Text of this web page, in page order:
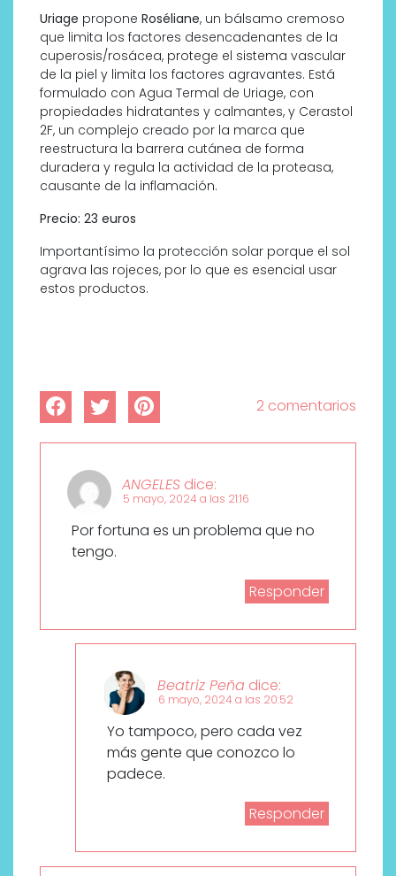
Uriage propone Roséliane, un bálsamo cremoso
que limita los factores desencadenantes de la
cuperosis/rosácea, protege el sistema vascular
de la piel y limita los factores agravantes. Está
formulado con Agua Termal de Uriage, con
propiedades hidratantes y calmantes, y Cerastol
2F, un complejo creado por la marca que
reestructura la barrera cutánea de forma
duradera y regula la actividad de la proteasa,
causante de la inflamación.
Precio: 23 euros
Importantísimo la protección solar porque el sol
agrava las rojeces, por lo que es esencial usar
estos productos.
2 comentarios
ANGELES dice:
5 mayo, 2024 a las 21:16
Por fortuna es un problema que no
tengo.
Responder
Beatriz Peña dice:
6 mayo, 2024 a las 20:52
Yo tampoco, pero cada vez
más gente que conozco lo
padece.
Responder